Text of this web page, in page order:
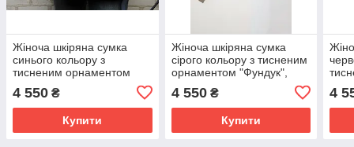
Жіноча шкіряна сумка
синього кольору з
тисненим орнаментом
4 550 ₴
Купити
Жіноча шкіряна сумка
сірого кольору з тисненим
орнаментом "Фундук",
4 550₴
Купити
4